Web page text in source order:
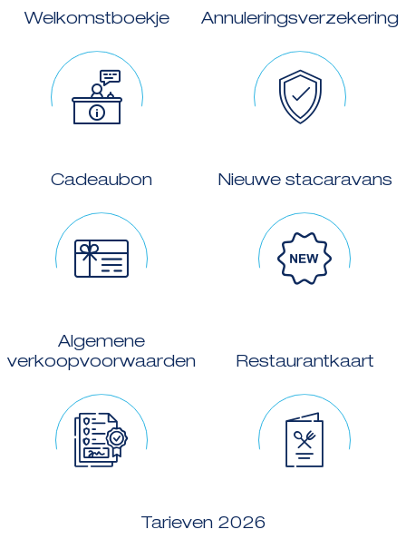
Welkomstboekje Annuleringsverzekering
Cadeaubon Nieuwe stacaravans
Algemene
verkoopvoorwaarden
Restaurantkaart
Tarieven 2026